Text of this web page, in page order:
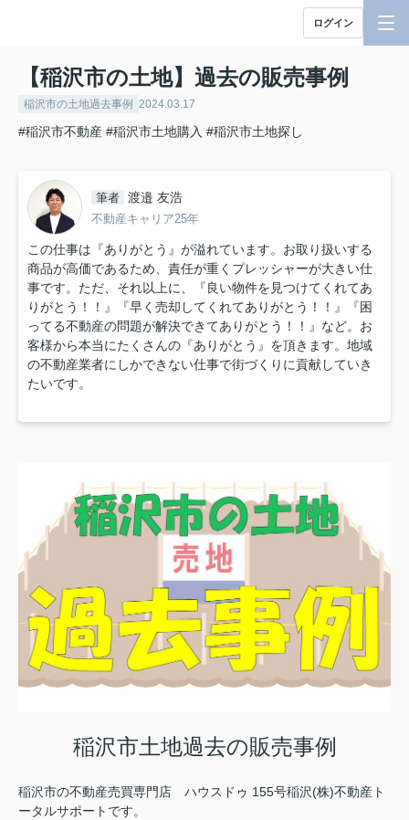
ログイン
【稲沢市の土地】過去の販売事例
稲沢市の土地過去事例 2024.03.17
#稲沢市不動産 #稲沢市土地購入 #稲沢市土地探し
筆者 渡邉 友浩
不動産キャリア25年
この仕事は『ありがとう』が溢れています。お取り扱いする
商品が高価であるため、責任が重くプレッシャーが大きい仕
事です。ただ、それ以上に、『良い物件を見つけてくれてあ
りがとう！！』『早く売却してくれてありがとう！！』『困
ってる不動産の問題が解決できてありがとう！！』など。お
客様から本当にたくさんの『ありがとう』を頂きます。地域
の不動産業者にしかできない仕事で街づくりに貢献していき
たいです。
稲沢市土地過去の販売事例
稲沢市の不動産売買専門店 ハウスドゥ 155号稲沢(株)不動産ト
ータルサポートです。